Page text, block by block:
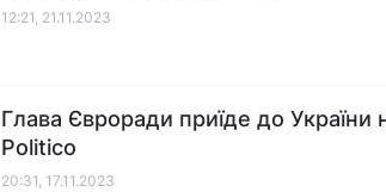
12:21, 21.11.2023
Глава Євроради приїде до
Politico
20:31, 17.11.2023